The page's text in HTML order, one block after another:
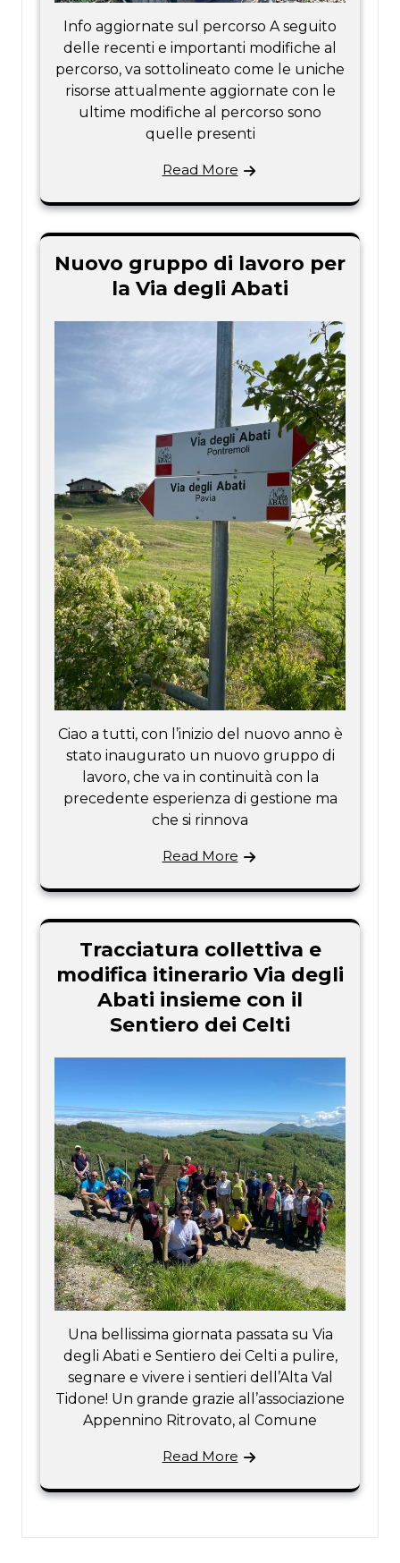
Info aggiornate sul percorso A seguito
delle recenti e importanti modifiche al
percorso, va sottolineato come le uniche
risorse attualmente aggiornate con le
ultime modifiche al percorso sono
quelle presenti
Read More
Nuovo gruppo di lavoro per
la Via degli Abati
Ciao a tutti, con l’inizio del nuovo anno è
stato inaugurato un nuovo gruppo di
lavoro, che va in continuità con la
precedente esperienza di gestione ma
che si rinnova
Read More
Tracciatura collettiva e
modifica itinerario Via degli
Abati insieme con il
Sentiero dei Celti
Una bellissima giornata passata su Via
degli Abati e Sentiero dei Celti a pulire,
segnare e vivere i sentieri dell’Alta Val
Tidone! Un grande grazie all’associazione
Appennino Ritrovato, al Comune
Read More